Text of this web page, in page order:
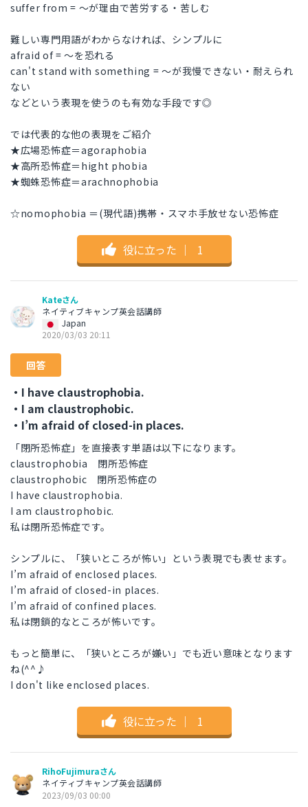
suffer from = ～が理由で苦労する・苦しむ
難しい専門用語がわからなければ、シンプルに
afraid of = ～を恐れる
can't stand with something = ～が我慢できない・耐えられ
ない
などという表現を使うのも有効な手段です◎
では代表的な他の表現をご紹介
★広場恐怖症＝agoraphobia
★高所恐怖症＝hight phobia
★蜘蛛恐怖症＝arachnophobia
☆nomophobia ＝(現代語)携帯・スマホ手放せない恐怖症
役に立った ｜ 1
Kateさん
ネイティブキャンプ英会話講師
Japan
2020/03/03 20:11
回答
・I have claustrophobia.
・I am claustrophobic.
・I’m afraid of closed-in places.
「閉所恐怖症」を直接表す単語は以下になります。
claustrophobia 閉所恐怖症
claustrophobic 閉所恐怖症の
I have claustrophobia.
I am claustrophobic.
私は閉所恐怖症です。
シンプルに、「狭いところが怖い」という表現でも表せます。
I’m afraid of enclosed places.
I’m afraid of closed-in places.
I’m afraid of confined places.
私は閉鎖的なところが怖いです。
もっと簡単に、「狭いところが嫌い」でも近い意味となります
ね(^^♪
I don't like enclosed places.
役に立った ｜ 1
RihoFujimuraさん
ネイティブキャンプ英会話講師
2023/09/03 00:00